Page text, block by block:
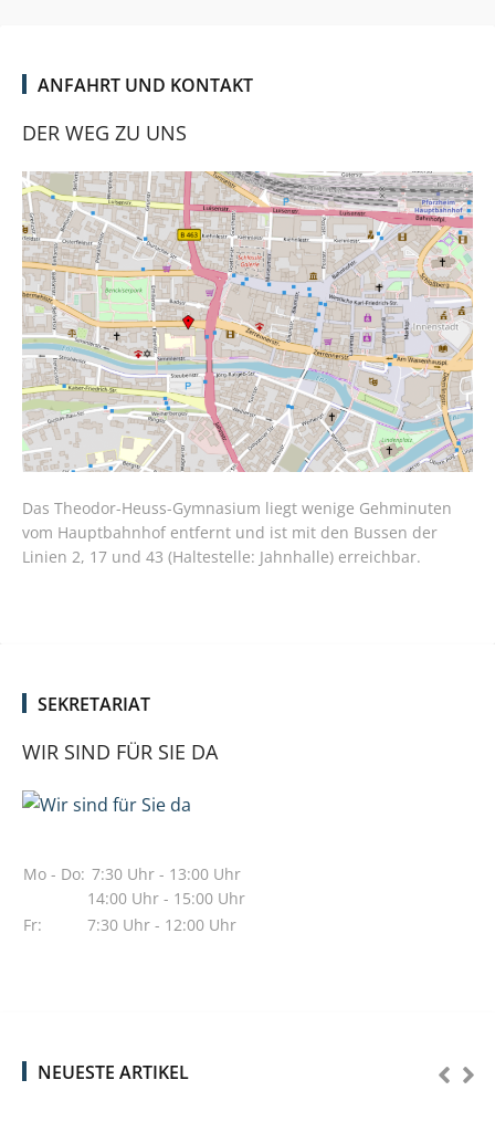
ANFAHRT UND KONTAKT
DER WEG ZU UNS
Das Theodor-Heuss-Gymnasium liegt wenige Gehminuten
vom Hauptbahnhof entfernt und ist mit den Bussen der
Linien 2, 17 und 43 (Haltestelle: Jahnhalle) erreichbar.
SEKRETARIAT
WIR SIND FÜR SIE DA
Mo - Do: 7:30 Uhr - 13:00 Uhr
14:00 Uhr - 15:00 Uhr
Fr:
7:30 Uhr - 12:00 Uhr
NEUESTE ARTIKEL